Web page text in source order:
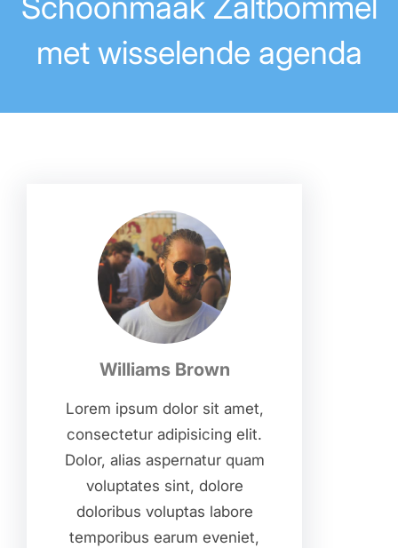
met wisselende agenda
Williams Brown
Lorem ipsum dolor sit amet,
consectetur adipisicing elit.
Dolor, alias aspernatur quam
voluptates sint, dolore
doloribus voluptas labore
temporibus earum eveniet,